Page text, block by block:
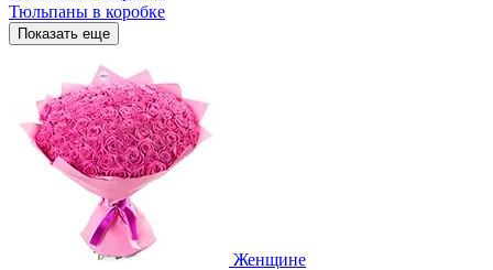
Тюльпаны в коробке
Показать еще
Женщине